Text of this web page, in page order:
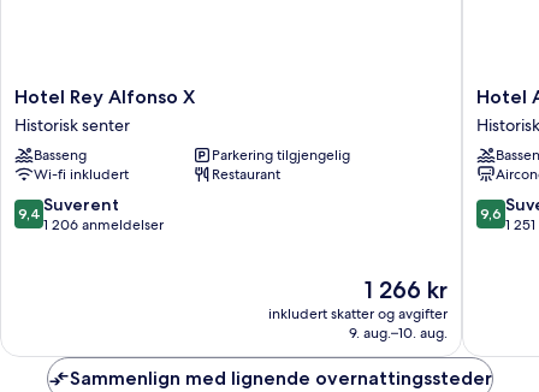
Hotel
Rey
Alfonso
X
Historisk
senter
Hotel Rey Alfonso X
Historisk senter
Basseng
Parkering tilgjengelig
Wi-fi inkludert
Restaurant
9.4
av
9,4 Suverent
1 206 anmeldelser
Prisen
er
1 266 kr
1 266 kr
inkludert skatter og avgifter
9. aug.–10. aug.
Hotel
Sevilla
Historisk
senter
Hotel
9.6
av
9,6
1
Sammenlign med lignende overnattingssteder